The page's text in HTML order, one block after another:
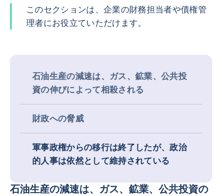
このセクションは、企業の財務担当者や債権管
理者にお役立ていただけます。
石油生産の減速は、ガス、鉱業、公共投
資の伸びによって相殺される
財政への脅威
軍事政権からの移行は終了したが、政治
的人事は依然として維持されている
石油生産の減速は、ガス、鉱業、公共投資の